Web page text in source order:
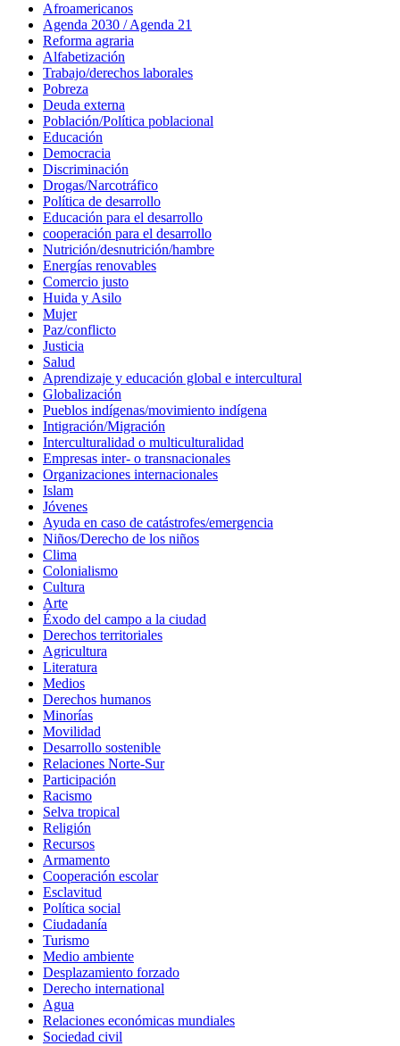
Afroamericanos
Agenda 2030 / Agenda 21
Reforma agraria
Alfabetización
Trabajo/derechos laborales
Pobreza
Deuda externa
Población/Política poblacional
Educación
Democracia
Discriminación
Drogas/Narcotráfico
Política de desarrollo
Educación para el desarrollo
cooperación para el desarrollo
Nutrición/desnutrición/hambre
Energías renovables
Comercio justo
Huida y Asilo
Mujer
Paz/conflicto
Justicia
Salud
Aprendizaje y educación global e intercultural
Globalización
Pueblos indígenas/movimiento indígena
Intigración/Migración
Interculturalidad o multiculturalidad
Empresas inter- o transnacionales
Organizaciones internacionales
Islam
Jóvenes
Ayuda en caso de catástrofes/emergencia
Niños/Derecho de los niños
Clima
Colonialismo
Cultura
Arte
Éxodo del campo a la ciudad
Derechos territoriales
Agricultura
Literatura
Medios
Derechos humanos
Minorías
Movilidad
Desarrollo sostenible
Relaciones Norte-Sur
Participación
Racismo
Selva tropical
Religión
Recursos
Armamento
Cooperación escolar
Esclavitud
Política social
Ciudadanía
Turismo
Medio ambiente
Desplazamiento forzado
Derecho international
Agua
Relaciones económicas mundiales
Sociedad civil